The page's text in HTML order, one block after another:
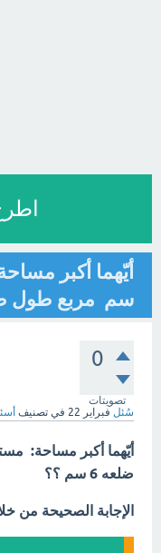
سم مربع طول ضلعه 6 سم ؟ -
0
تصويتات
سُئل فبراير 22 في تصنيف
ضلعه 6 سم ؟؟
الإجابة الصحيحة من